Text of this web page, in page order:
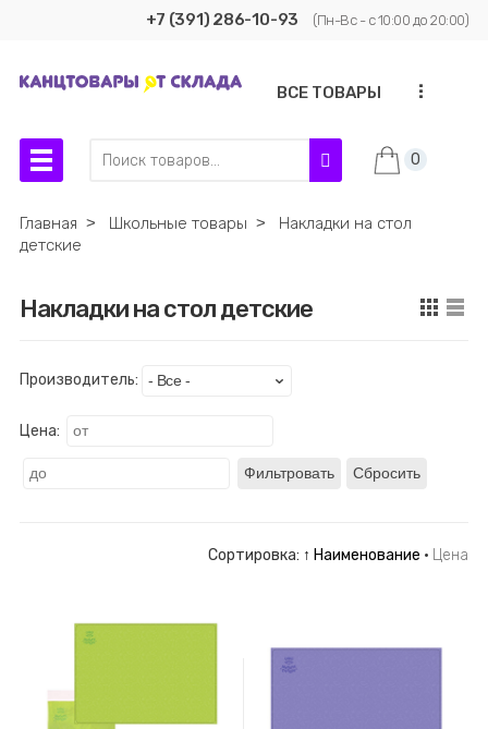
+7 (391) 286-10-93 (Пн-Вс - с 10:00 до 20:00)
ВСЕ ТОВАРЫ ...
0
Главная ˃ Школьные товары ˃
Накладки на стол
детские
Накладки на стол детские
Производитель:
Цена:
Фильтровать Сбросить
Сортировка: ↑ Наименование · Цена